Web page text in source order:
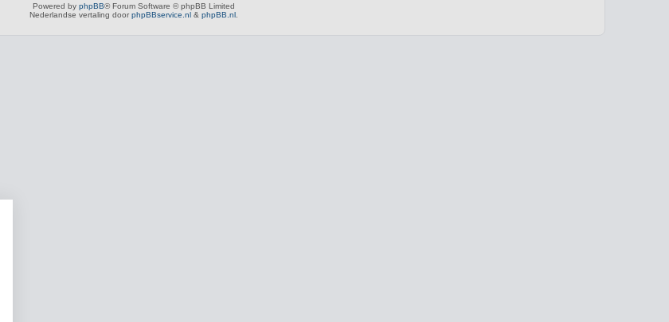
Powered by phpBB® Forum Software © phpBB Limited
Nederlandse vertaling door phpBBservice.nl & phpBB.nl